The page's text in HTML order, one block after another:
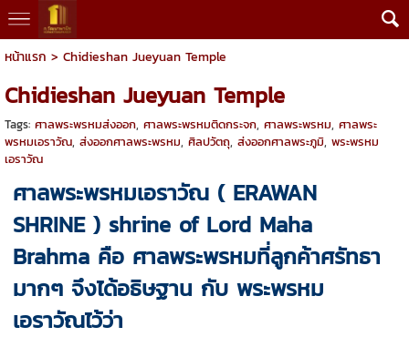
หน้าแรก > Chidieshan Jueyuan Temple
Chidieshan Jueyuan Temple
Tags: ศาลพระพรหมส่งออก, ศาลพระพรหมติดกระจก, ศาลพระพรหม, ศาลพระ
พรหมเอราวัณ, ส่งออกศาลพระพรหม, ศิลปวัตถุ, ส่งออกศาลพระภูมิ, พระพรหม
เอราวัณ
ศาลพระพรหมเอราวัณ ( ERAWAN
SHRINE ) shrine of Lord Maha
Brahma คือ ศาลพระพรหมที่ลูกค้าศรัทธา
มากๆ จึงได้อธิษฐาน กับ พระพรหม
เอราวัณไว้ว่า